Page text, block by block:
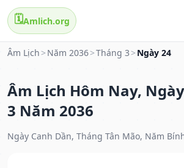
🗓️Amlich.org
Âm Lịch > Năm 2036>Tháng 3 > Ngày 24
Âm Lịch Hôm Nay,
3 Năm 2036
Ngày Canh Dần, Tháng Tân Mão, Năm